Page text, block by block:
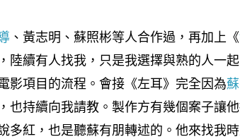
、黃志明、蘇照彬等人合作過，再加上《
陸續有人找我，只是我選擇與熟的人一
影項目的流程。會接《左耳》完全因為
也持續向我請教。製作方有幾個案子讓
多紅，也是聽蘇有朋轉述的。他來找我